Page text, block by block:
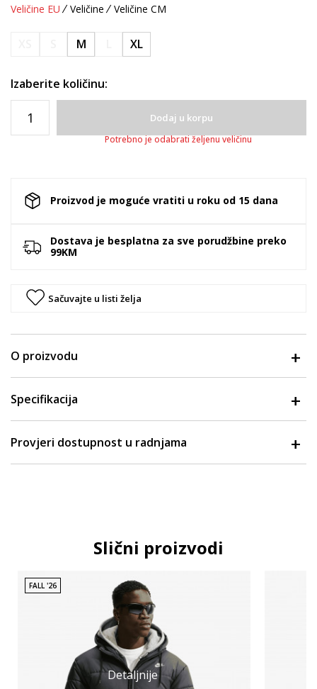
Veličine EU Veličine Veličine CM
M XL
Izaberite količinu:
Dodaj u korpu
Potrebno je odabrati željenu veličinu
Proizvod je moguće vratiti u roku od 15 dana
Dostava je besplatna za sve porudžbine preko
99KM
Sačuvajte u listi želja
O proizvodu
Specifikacija
Provjeri dostupnost u radnjama
Slični proizvodi
Detaljnije
FALL '26